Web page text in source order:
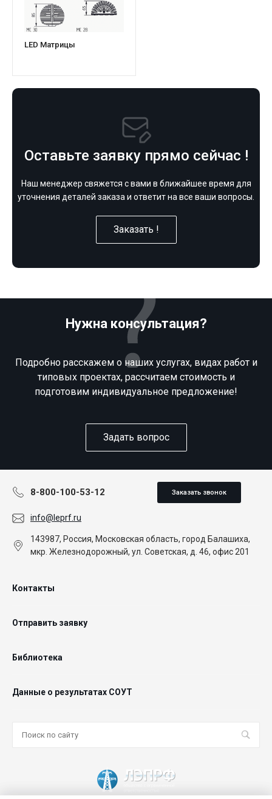
LED Матрицы
Оставьте заявку прямо сейчас !
Наш менеджер свяжется с вами в ближайшее время для
уточнения деталей заказа и ответит на все ваши вопросы.
Заказать !
Нужна консультация?
Подробно расскажем о наших услугах, видах работ и
типовых проектах, рассчитаем стоимость и
подготовим индивидуальное предложение!
Задать вопрос
8-800-100-53-12 Заказать звонок
info@leprf.ru
143987, Россия, Московская область, город Балашиха,
мкр. Железнодорожный, ул. Советская, д. 46, офис 201
Контакты
Отправить заявку
Библиотека
Данные о результатах СОУТ